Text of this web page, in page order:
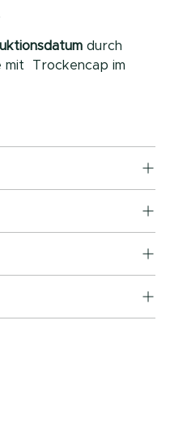
durch
mit Trockencap im